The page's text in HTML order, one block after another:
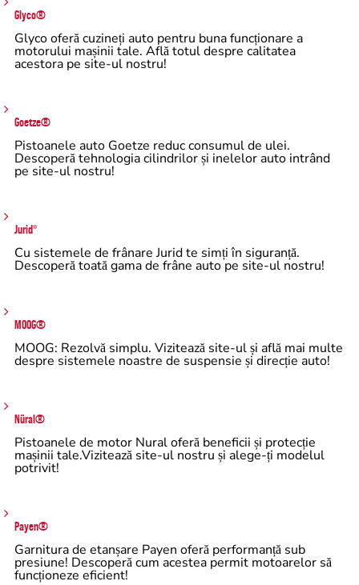
Glyco®
Glyco oferă cuzineți auto pentru buna funcționare a
motorului mașinii tale. Află totul despre calitatea
acestora pe site-ul nostru!
Goetze®
Pistoanele auto Goetze reduc consumul de ulei.
Descoperă tehnologia cilindrilor și inelelor auto intrând
pe site-ul nostru!
Jurid®
Cu sistemele de frânare Jurid te simți în siguranță.
Descoperă toată gama de frâne auto pe site-ul nostru!
MOOG®
MOOG: Rezolvă simplu. Vizitează site-ul și află mai multe
despre sistemele noastre de suspensie și direcție auto!
Nüral®
Pistoanele de motor Nural oferă beneficii și protecție
mașinii tale.Vizitează site-ul nostru și alege-ți modelul
potrivit!
Payen®
Garnitura de etanșare Payen oferă performanță sub
presiune! Descoperă cum acestea permit motoarelor să
funcționeze eficient!